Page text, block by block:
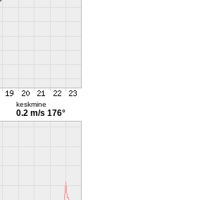
keskmine
0.2 m/s 176°